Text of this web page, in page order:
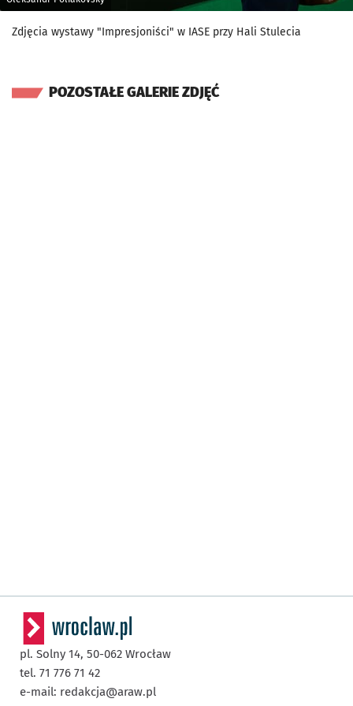
Zdjęcia wystawy "Impresjoniści" w IASE przy Hali Stulecia
POZOSTAŁE GALERIE ZDJĘĆ
pl. Solny 14, 50-062 Wrocław
tel. 71 776 71 42
e-mail: redakcja@araw.pl